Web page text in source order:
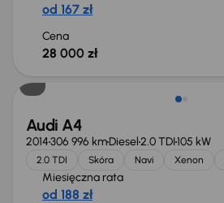
od 167 zł
Cena
28 000 zł
Audi A4
2014306 996 kmDiesel2.0 TDI105 kW
2.0 TDI Skóra Navi Xenon
Miesięczna rata
od 188 zł